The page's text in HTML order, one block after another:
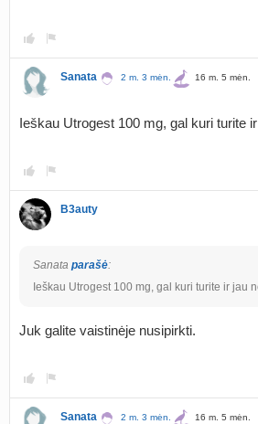
Sanata 2 m. 3 mėn. 16 m. 5 mėn.
Ieškau Utrogest 100 mg, gal kuri turite
B3auty
Sanata parašė:
Ieškau Utrogest 100 mg, gal kuri turite ir jau
Juk galite vaistinėje nusipirkti.
Sanata 2 m. 3 mėn. 16 m. 5 mėn.